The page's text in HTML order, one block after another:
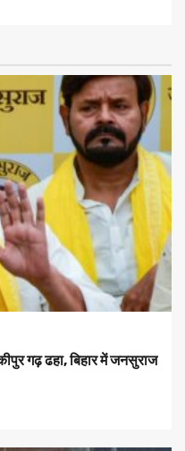
गढ़ ढहा, बिहार में जनसुराज